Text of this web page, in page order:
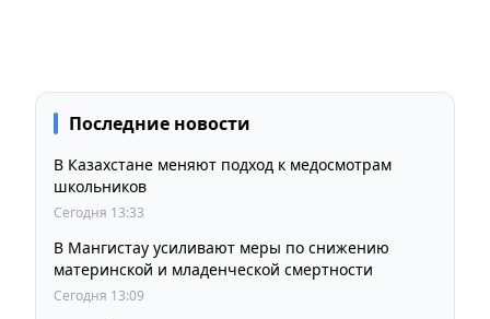
Последние новости
В Казахстане меняют подход к медосмотрам
школьников
Сегодня 13:33
В Мангистау усиливают меры по снижению
материнской и младенческой смертности
Сегодня 13:09